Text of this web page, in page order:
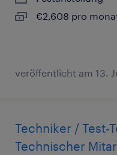
€2,608 pro
veröffentlicht am 13.
Techniker / Test-
Technischer